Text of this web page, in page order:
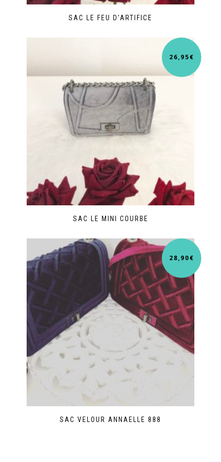
SAC LE FEU D’ARTIFICE
SAC LE MINI COURBE
26,95€
SAC VELOUR ANNAELLE 888
28,90€